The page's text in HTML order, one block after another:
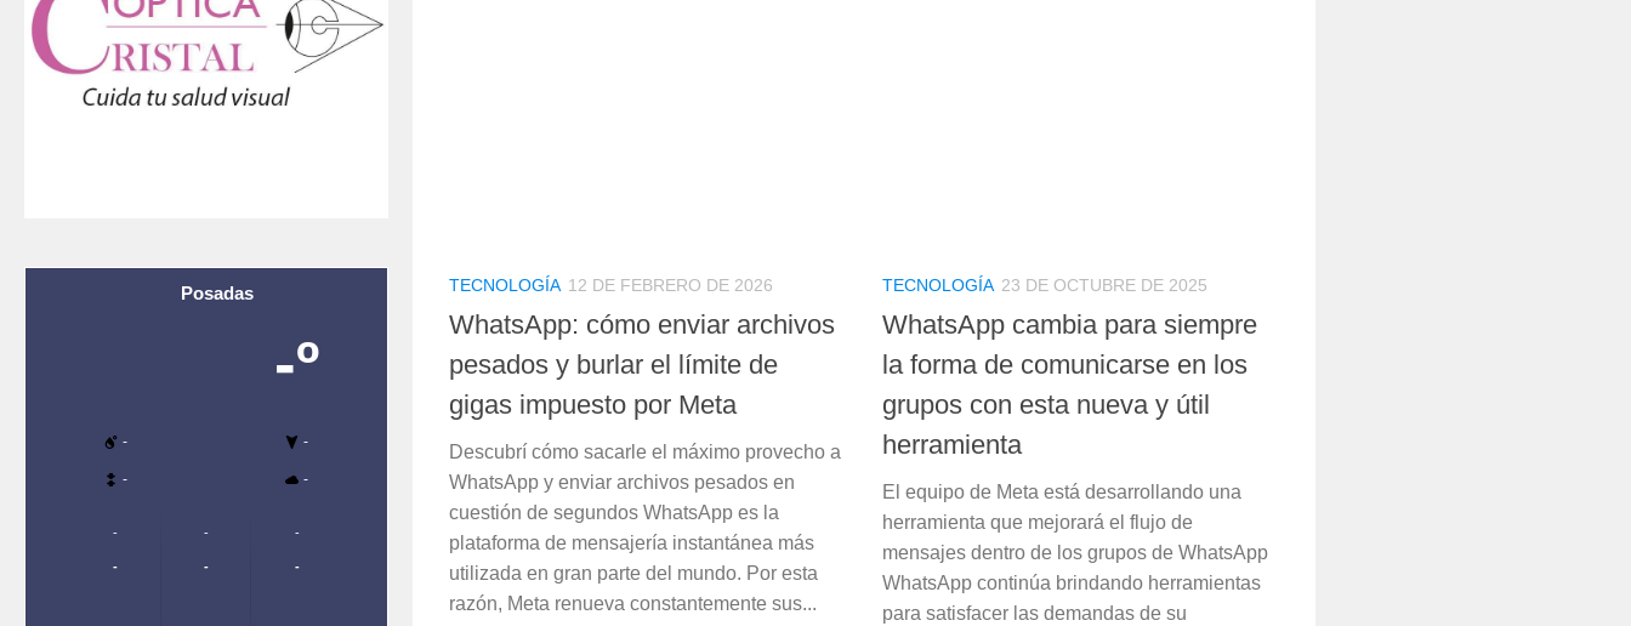
TECNOLOGÍA 12 DE FEBRERO DE 2026
WhatsApp: cómo enviar archivos
pesados y burlar el límite de
gigas impuesto por Meta
Descubrí cómo sacarle el máximo provecho a
WhatsApp y enviar archivos pesados en
cuestión de segundos WhatsApp es la
plataforma de mensajería instantánea más
utilizada en gran parte del mundo. Por esta
razón, Meta renueva constantemente sus...
TECNOLOGÍA 23 DE OCTUBRE DE 2025
WhatsApp cambia para siempre
la forma de comunicarse en los
grupos con esta nueva y útil
herramienta
El equipo de Meta está desarrollando una
herramienta que mejorará el flujo de
mensajes dentro de los grupos de WhatsApp
WhatsApp continúa brindando herramientas
para satisfacer las demandas de su
Posadas
-º
- -
- -
-
-
-
-
-
-